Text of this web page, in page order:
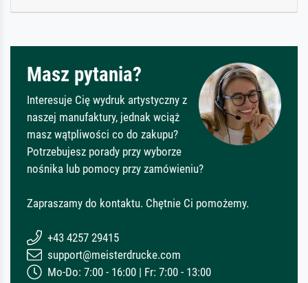
Masz pytania?
Interesuje Cię wydruk artystyczny z
naszej manufaktury, jednak wciąż
masz wątpliwości co do zakupu?
Potrzebujesz porady przy wyborze
nośnika lub pomocy przy zamówieniu?
Zapraszamy do kontaktu. Chętnie Ci pomożemy.
+43 4257 29415
support@meisterdrucke.com
Mo-Do: 7:00 - 16:00 | Fr: 7:00 - 13:00